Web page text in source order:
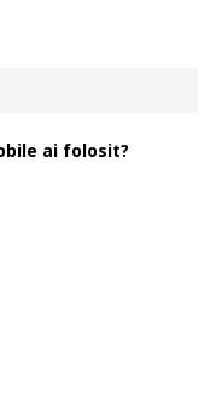
ai folosit?